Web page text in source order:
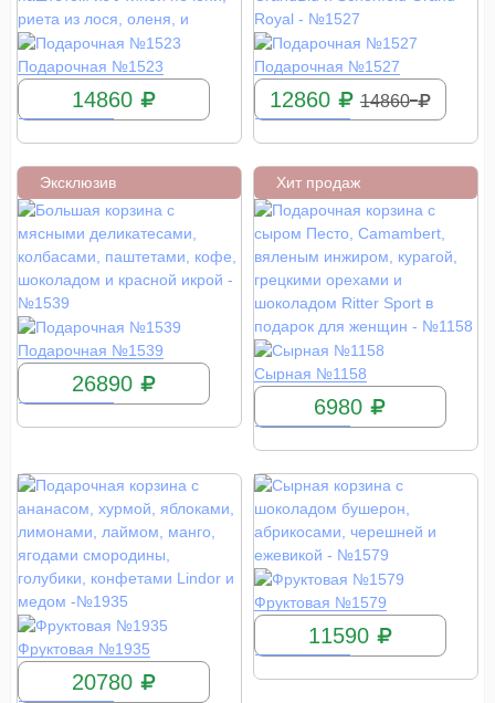
Подарочная №1523
КУПИТЬ
14860
Подарочная №1527
КУПИТЬ
12860
14860
Эксклюзив
Подарочная №1539
КУПИТЬ
26890
Хит продаж
Сырная №1158
КУПИТЬ
6980
Фруктовая №1935
КУПИТЬ
20780
Фруктовая №1579
КУПИТЬ
11590